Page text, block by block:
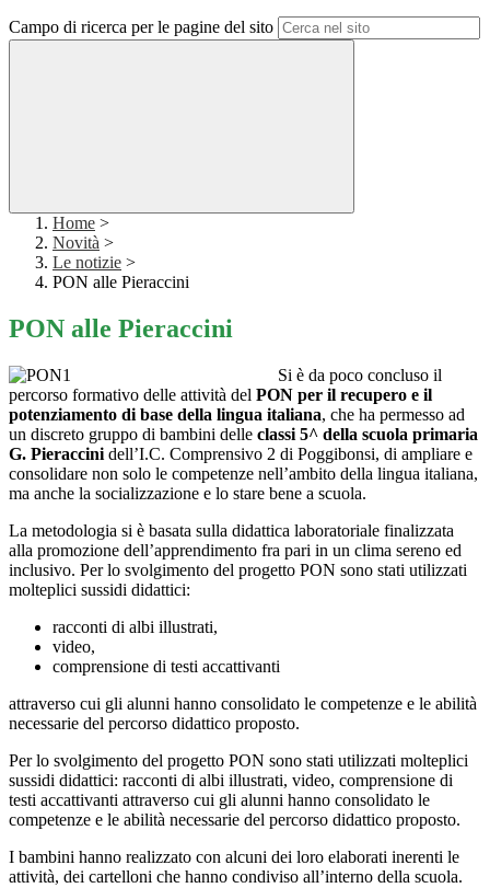
Campo di ricerca per le pagine del sito
Home >
Novità >
Le notizie >
PON alle Pieraccini
PON alle Pieraccini
Si è da poco concluso il
percorso formativo delle attività del PON per il recupero e il
potenziamento di base della lingua italiana, che ha permesso ad
un discreto gruppo di bambini delle classi 5^ della scuola primaria
G. Pieraccini dell’I.C. Comprensivo 2 di Poggibonsi, di ampliare e
consolidare non solo le competenze nell’ambito della lingua italiana,
ma anche la socializzazione e lo stare bene a scuola.
La metodologia si è basata sulla didattica laboratoriale finalizzata
alla promozione dell’apprendimento fra pari in un clima sereno ed
inclusivo. Per lo svolgimento del progetto PON sono stati utilizzati
molteplici sussidi didattici:
racconti di albi illustrati,
video,
comprensione di testi accattivanti
attraverso cui gli alunni hanno consolidato le competenze e le abilità
necessarie del percorso didattico proposto.
Per lo svolgimento del progetto PON sono stati utilizzati molteplici
sussidi didattici: racconti di albi illustrati, video, comprensione di
testi accattivanti attraverso cui gli alunni hanno consolidato le
competenze e le abilità necessarie del percorso didattico proposto.
I bambini hanno realizzato con alcuni dei loro elaborati inerenti le
attività, dei cartelloni che hanno condiviso all’interno della scuola.